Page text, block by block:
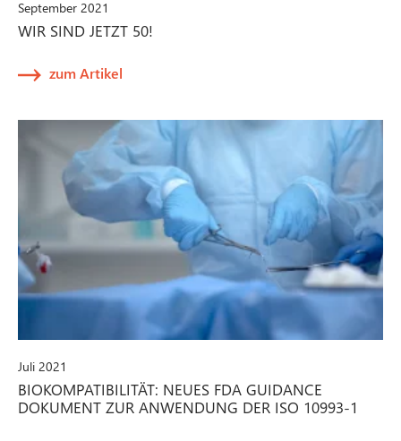
September 2021
WIR SIND JETZT 50!
zum Artikel
Juli 2021
BIOKOMPATIBILITÄT: NEUES FDA GUIDANCE
DOKUMENT ZUR ANWENDUNG DER ISO 10993-1